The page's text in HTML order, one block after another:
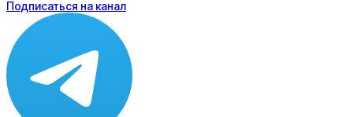
Подписаться на канал